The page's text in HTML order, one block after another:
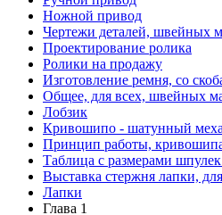
Ножной привод
Чертежи деталей, швейных
Проектирование ролика
Ролики на продажу
Изготовление ремня, со
Общее, для всех, швейных
Лобзик
Кривошипо - шатунный
Принцип работы,
Таблица с размерами
Выставка стержня лапки,
Лапки
Глава 1